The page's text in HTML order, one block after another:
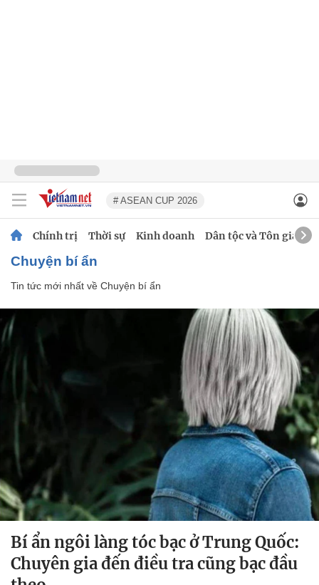
# ASEAN CUP 2026
Chính trị Thời sự Kinh doanh Dân tộc và Tôn giáo
Chuyện bí ẩn
Tin tức mới nhất về Chuyện bí ẩn
Bí ẩn ngôi làng tóc bạc ở Trung Quốc:
Chuyên gia đến điều tra cũng bạc đầu